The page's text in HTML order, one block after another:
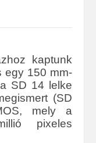
kaptunk
egy 150 mm-
SD 14 lelke
(SD
mely a
pixeles